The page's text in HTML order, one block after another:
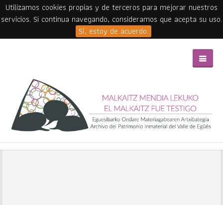
Utilizamos cookies propias y de terceros para mejorar nuestros
servicios. Si continua navegando, consideramos que acepta su uso.
Sí, estoy de acuerdo.